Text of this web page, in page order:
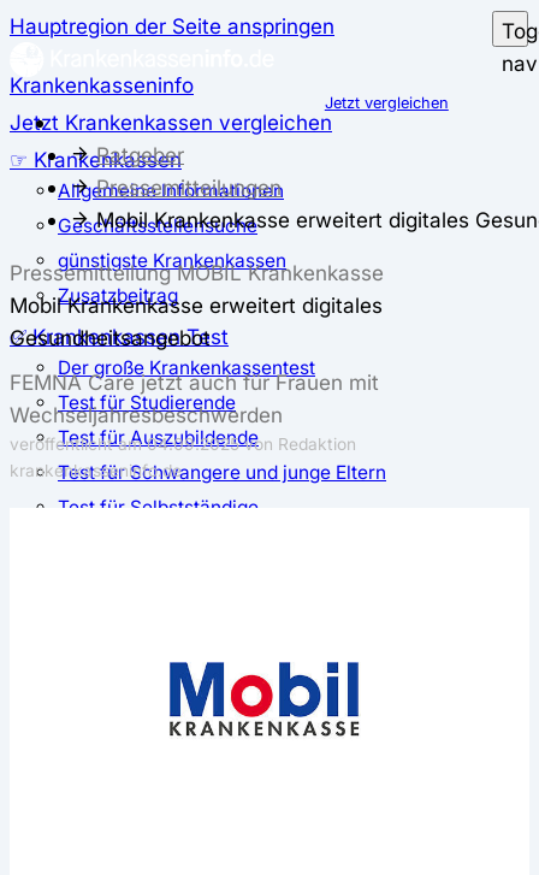
Hauptregion der Seite anspringen
Krankenkasseninfo
Jetzt Krankenkassen vergleichen
☞ Krankenkassen
Allgemeine Informationen
Geschäftsstellensuche
günstigste Krankenkassen
Zusatzbeitrag
✅ Krankenkassen Test
Der große Krankenkassentest
Test für Studierende
Test für Auszubildende
Test für Schwangere und junge Eltern
Test für Selbstständige
Krankenkassenwechsel
Jetzt vergleichen
Ratgeber
Pressemitteilungen
Mobil Krankenkasse erweitert digitales
Pressemitteilung MOBIL Krankenkasse
Mobil Krankenkasse erweitert digitales
Gesundheitsangebot
FEMNA Care jetzt auch für Frauen mit
Wechseljahresbeschwerden
veröffentlicht am04.09.2025von Redaktion
krankenkasseninfo.de